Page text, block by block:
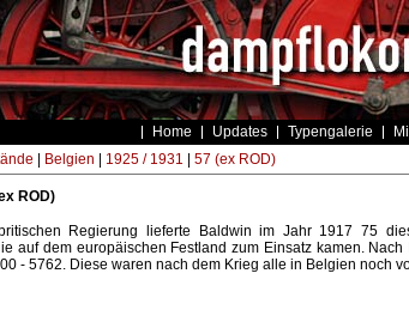
Home Updates Typengalerie
Belgien 1925 / 1931 57 (ex ROD)
ROD)
Regierung lieferte Baldwin im Jahr 1917 75
auf dem europäischen Festland zum Einsatz kamen.
- 5762. Diese waren nach dem Krieg alle in Belgien noch